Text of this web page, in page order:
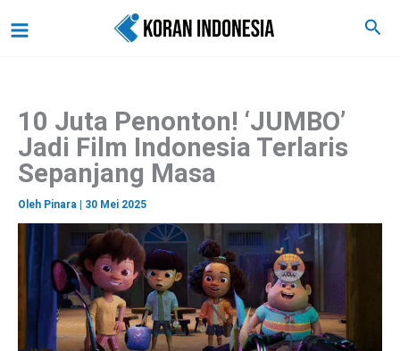
ke
Cari
10 Juta Penonton! ‘JUMBO’
Jadi Film Indonesia Terlaris
Sepanjang Masa
Oleh Pinara 30 Mei 2025
a